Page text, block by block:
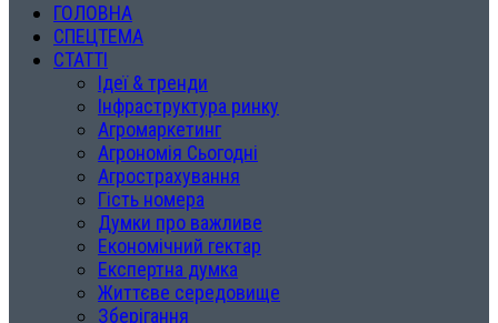
ГОЛОВНА
СПЕЦТЕМА
СТАТТІ
Ідеї & тренди
Інфраструктура ринку
Агромаркетинг
Агрономія Сьогодні
Агрострахування
Гість номера
Думки про важливе
Економічний гектар
Експертна думка
Життєве середовище
Зберігання